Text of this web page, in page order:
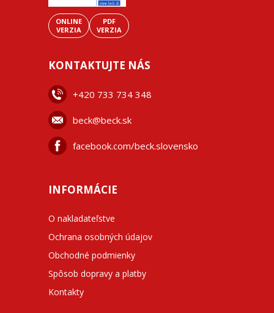
ONLINE
VERZIA
PDF
VERZIA
KONTAKTUJTE NÁS
+420 733 734 348
beck@beck.sk
facebook.com/beck.slovensko
INFORMÁCIE
O nakladateľstve
Ochrana osobných údajov
Obchodné podmienky
Spôsob dopravy a platby
Kontakty